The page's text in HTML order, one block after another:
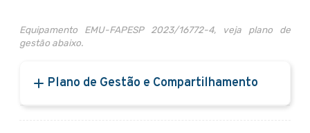
Equipamento EMU-FAPESP 2023/16772-4, veja plano de
gestão abaixo.
Plano de Gestão e Compartilhamento